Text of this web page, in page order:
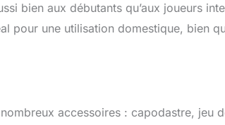
bien aux débutants qu’aux joueurs
pour une utilisation domestique, bien
accessoires : capodastre, jeu